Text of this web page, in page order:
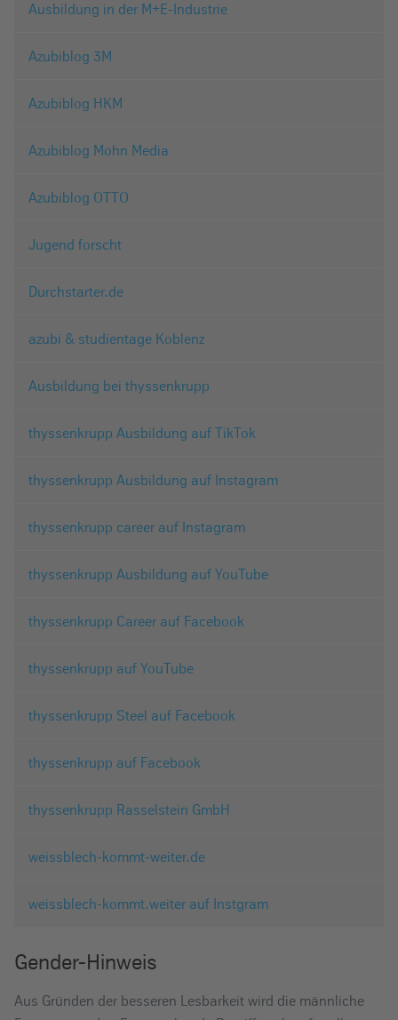
Ausbildung in der M+E-Industrie
Azubiblog 3M
Azubiblog HKM
Azubiblog Mohn Media
Azubiblog OTTO
Jugend forscht
Durchstarter.de
azubi & studientage Koblenz
Ausbildung bei thyssenkrupp
thyssenkrupp Ausbildung auf TikTok
thyssenkrupp Ausbildung auf Instagram
thyssenkrupp career auf Instagram
thyssenkrupp Ausbildung auf YouTube
thyssenkrupp Career auf Facebook
thyssenkrupp auf YouTube
thyssenkrupp Steel auf Facebook
thyssenkrupp auf Facebook
thyssenkrupp Rasselstein GmbH
weissblech-kommt-weiter.de
weissblech-kommt.weiter auf Instgram
Gender-Hinweis
Aus Gründen der besseren Lesbarkeit wird die männliche